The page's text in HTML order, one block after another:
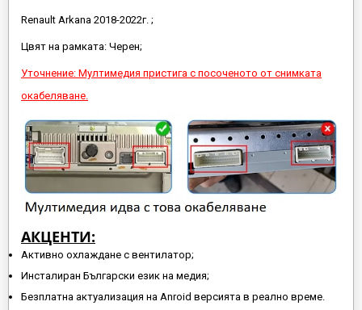
Renault Arkana 2018-2022г. ;
Цвят на рамката: Черен;
Уточнение: Мултимедия пристига с посоченото от снимката
окабеляване.
АКЦЕНТИ:
Активно охлаждане с вентилатор;
Инсталиран Български език на медия;
Безплатна актуализация на Anroid версията в реално време.